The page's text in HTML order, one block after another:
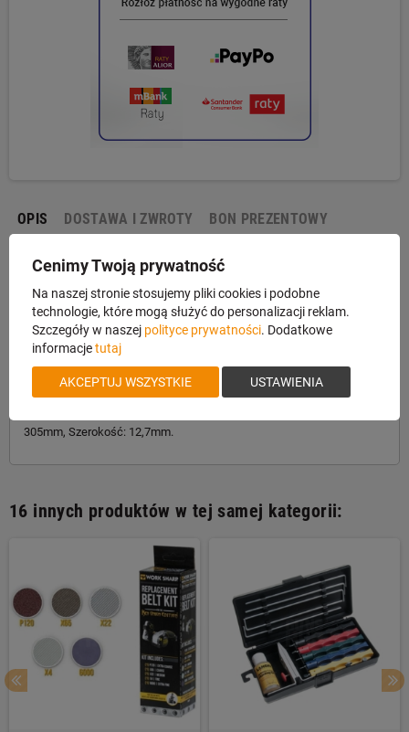
OPIS DOSTAWA I ZWROTY BON PREZENTOWY
Zestaw Taśm ostrzących #6000 Work Sharp
Zestaw 6 oryginalnych pasów ściernych o gradacji 6000,
dedykowanych do ostrzałki elektrycznej Work Sharp WSKTS. Pasy
drobnoziarniste o gradacji 6000 przeznaczone są do ostrzenia noży
ząbkowanych, haków "gut hook" oraz finalnego polerowania krawędzi
tnących. W zestawie znajduje się 6 pasów drobnoziarnistych o
305mm, Szerokość: 12,7mm.
16 innych produktów w tej samej kategorii:
Cenimy Twoją prywatność
Na naszej stronie stosujemy pliki cookies i podobne
technologie, które mogą służyć do personalizacji reklam.
Szczegóły w naszej polityce prywatności. Dodatkowe
informacjetutaj
AKCEPTUJ WSZYSTKIE USTAWIENIA